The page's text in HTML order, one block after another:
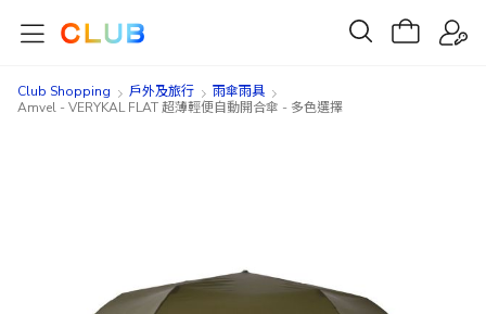
Club Shopping 戶外及旅行
雨傘雨具
Amvel - VERYKAL FLAT 超薄輕便自動開合傘 - 多色選擇